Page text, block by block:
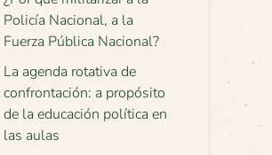
Policía Nacional, a la
Fuerza Pública Nacional?
La agenda rotativa de
confrontación: a propósito
de la educación política en
las aulas